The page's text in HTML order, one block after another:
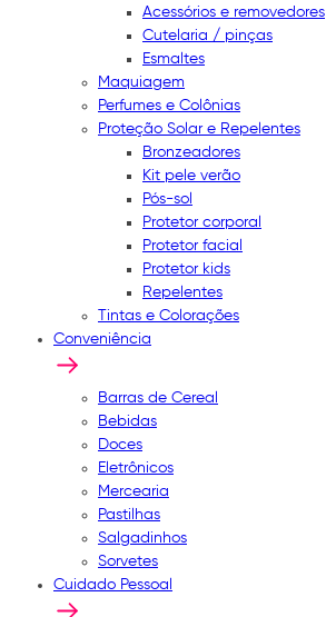
Acessórios e removedores
Cutelaria / pinças
Esmaltes
Maquiagem
Perfumes e Colônias
Proteção Solar e Repelentes
Bronzeadores
Kit pele verão
Pós-sol
Protetor corporal
Protetor facial
Protetor kids
Repelentes
Tintas e Colorações
Conveniência
Barras de Cereal
Bebidas
Doces
Eletrônicos
Mercearia
Pastilhas
Salgadinhos
Sorvetes
Cuidado Pessoal